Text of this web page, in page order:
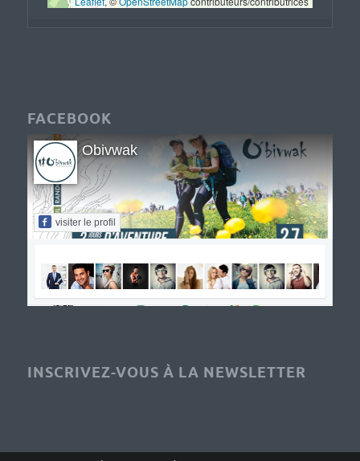
FACEBOOK
Obivwak
visiter le profil
INSCRIVEZ-VOUS À LA NEWSLETTER